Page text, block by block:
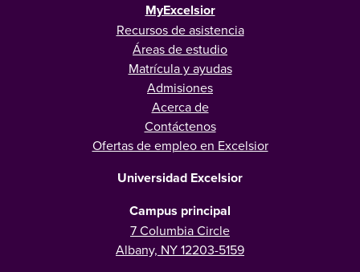
MyExcelsior
Recursos de asistencia
Áreas de estudio
Matrícula y ayudas
Admisiones
Acerca de
Contáctenos
Ofertas de empleo en Excelsior
Universidad Excelsior
Campus principal
7 Columbia Circle
Albany, NY 12203-5159